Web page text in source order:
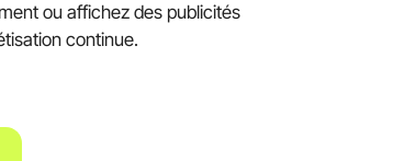
ou affichez des publicités
continue.